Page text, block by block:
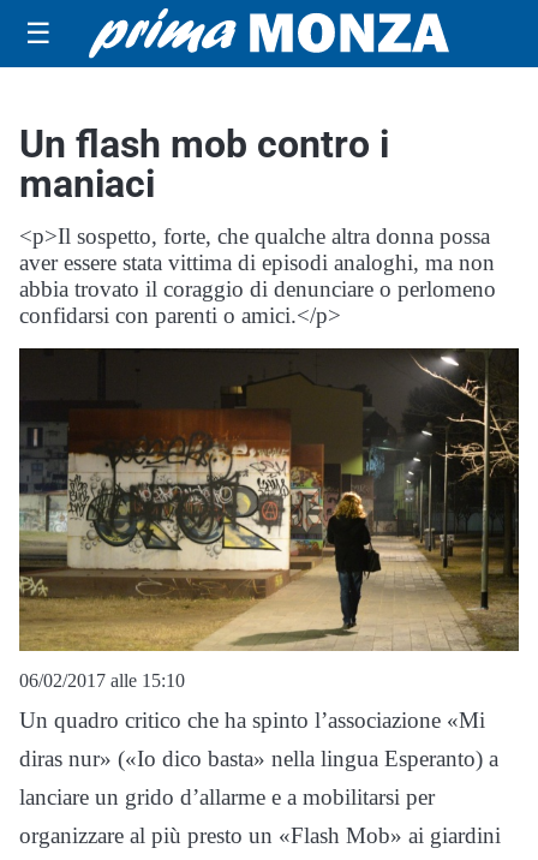
☰
Un flash mob contro i
maniaci
<p>Il sospetto, forte, che qualche altra donna possa
aver essere stata vittima di episodi analoghi, ma non
abbia trovato il coraggio di denunciare o perlomeno
confidarsi con parenti o amici.</p>
06/02/2017 alle 15:10
Un quadro critico che ha spinto l’associazione «Mi
diras nur» («Io dico basta» nella lingua Esperanto) a
lanciare un grido d’allarme e a mobilitarsi per
organizzare al più presto un «Flash Mob» ai giardini